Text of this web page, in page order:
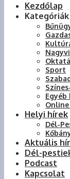
Kezdőlap
Kategóriák
Sport
Helyi hírek
Dél-
Aktuális
Dél-
Podcast
Kapcsolat